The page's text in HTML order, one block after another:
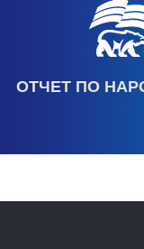
ОТЧЕТ ПО